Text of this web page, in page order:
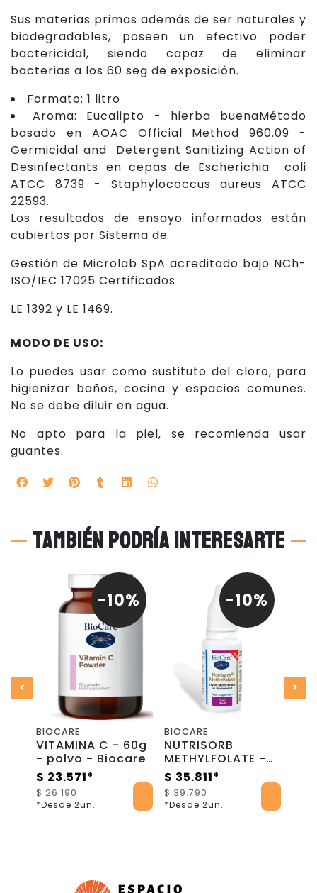
Sus materias primas además de ser naturales y
biodegradables, poseen un efectivo poder
bactericidal, siendo capaz de eliminar
bacterias a los 60 seg de exposición.
Formato: 1 litro
Aroma: Eucalipto - hierba buenaMétodo
basado en AOAC Official Method 960.09 -
Germicidal and Detergent Sanitizing Action of
Desinfectants en cepas de Escherichia coli
ATCC 8739 - Staphylococcus aureus ATCC
22593.
Los resultados de ensayo informados están
cubiertos por Sistema de
Gestión de Microlab SpA acreditado bajo NCh-
ISO/IEC 17025 Certificados
LE 1392 y LE 1469.
MODO DE USO:
Lo puedes usar como sustituto del cloro, para
higienizar baños, cocina y espacios comunes.
No se debe diluir en agua.
No apto para la piel, se recomienda usar
guantes.
También podría interesarte
-10%
BIOCARE
VITAMINA C - 60g
- polvo - Biocare
$ 23.571*
$ 26.190
*Desde 2un.
-10%
BIOCARE
NUTRISORB
METHYLFOLATE -
Metilfolato en
gotas - 15mL
$ 35.811*
$ 39.790
*Desde 2un.